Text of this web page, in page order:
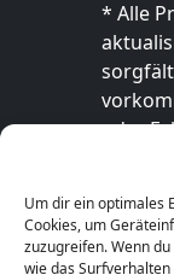
Um dir ein optimales
Cookies, um
zuzugreifen. Wenn
wie das
* Alle
oder
Shop